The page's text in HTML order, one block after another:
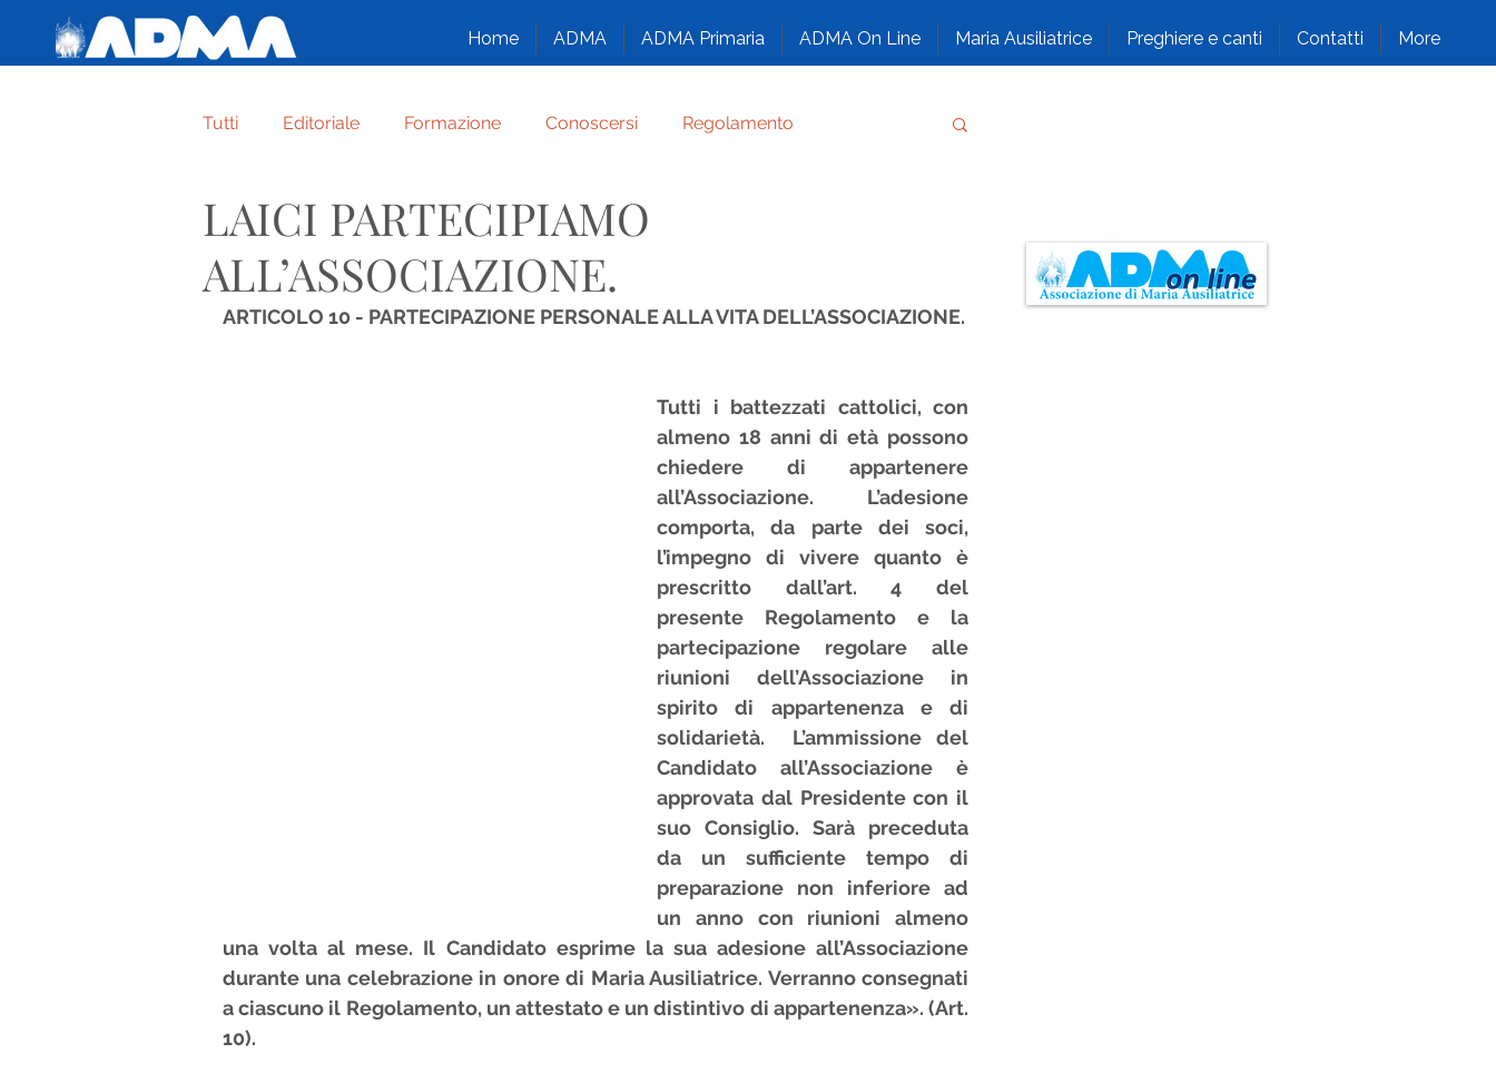
Home ADMA ADMA Primaria ADMA On Line Maria Ausiliatrice Preghiere e canti Contatti More
Tutti Editoriale Formazione Conoscersi Regolamento
Cronaca di Famiglia Varie Testimonianze
Alfabeto Familiare
Preghiera Mensile
LAICI PARTECIPIAMO
ALL’ASSOCIAZIONE.
ARTICOLO 10 - PARTECIPAZIONE PERSONALE ALLA VITA DELL’ASSOCIAZIONE.
Tutti i battezzati cattolici, con
almeno 18 anni di età possono
chiedere di appartenere
all’Associazione.  L’adesione
comporta, da parte dei soci,
l’impegno di vivere quanto è
prescritto dall’art. 4 del
presente Regolamento e la
partecipazione regolare alle
riunioni dell’Associazione in
spirito di appartenenza e di
solidarietà.  L’ammissione del
Candidato all’Associazione è
approvata dal Presidente con il
suo Consiglio. Sarà preceduta
da un sufficiente tempo di
preparazione non inferiore ad
un anno con riunioni almeno
una volta al mese. Il Candidato esprime la sua adesione all’Associazione
durante una celebrazione in onore di Maria Ausiliatrice. Verranno consegnati
a ciascuno il Regolamento, un attestato e un distintivo di appartenenza». (Art.
10).